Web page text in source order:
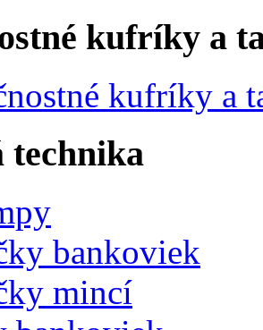
kufríky a
kufríky a
technika
bankoviek
mincí